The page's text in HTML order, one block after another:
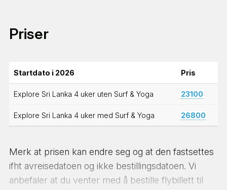
Priser
Startdato i 2026 Pris
Explore Sri Lanka 4 uker uten Surf & Yoga 23100
Explore Sri Lanka 4 uker med Surf & Yoga 26800
Merk at prisen kan endre seg og at den fastsettes
ifht avreisedatoen og ikke bestillingsdatoen. Vi
anbefaler at du venter med å bestille flybillett til